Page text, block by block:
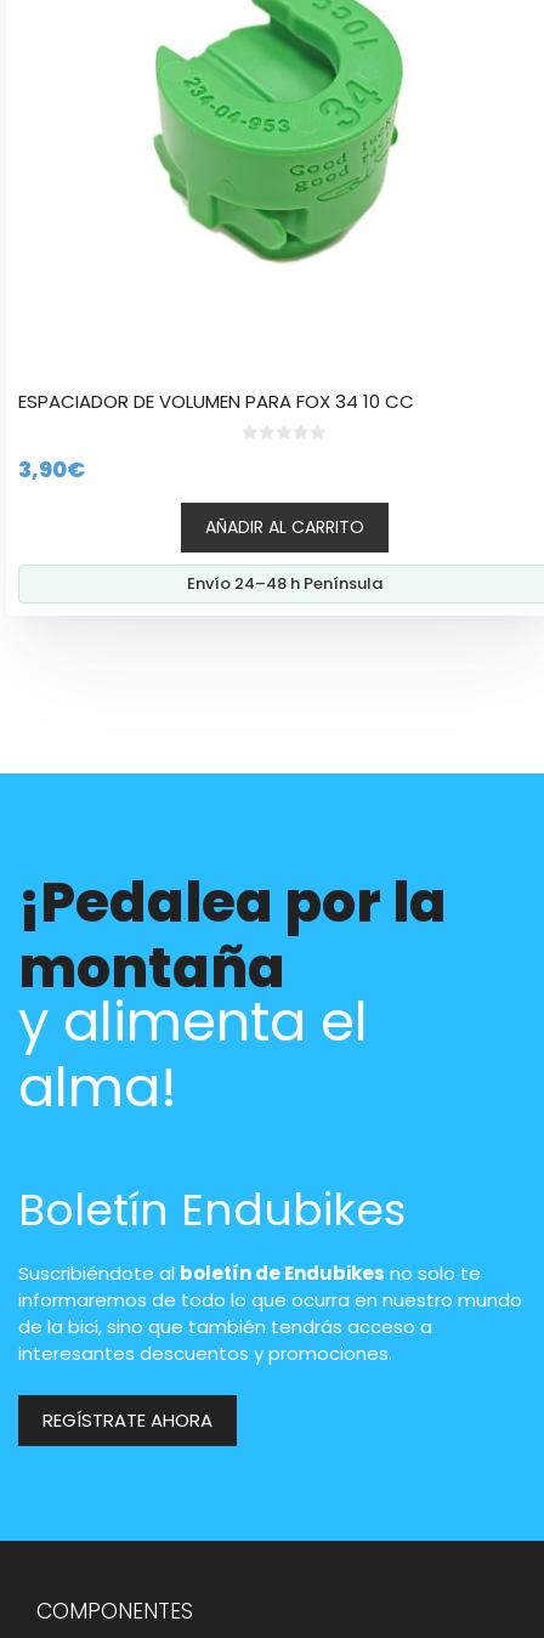
ESPACIADOR DE VOLUMEN PARA FOX 34 10 CC
3,90€
AÑADIR AL CARRITO
Envío 24–48 h Península
¡Pedalea por la
montaña
y alimenta el
alma!
Boletín Endubikes
Suscribiéndote al boletín de Endubikes no solo te
informaremos de todo lo que ocurra en nuestro mundo
de la bici, sino que también tendrás acceso a
interesantes descuentos y promociones.
REGÍSTRATE AHORA
COMPONENTES